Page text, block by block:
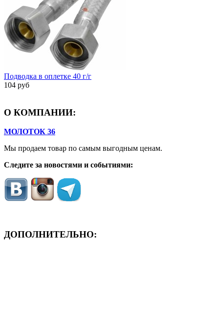
Подводка в оплетке 40 г/г
104 руб
О КОМПАНИИ:
МОЛОТОК 36
Мы продаем товар по самым выгодным ценам.
Следите за новостями и событиями:
ДОПОЛНИТЕЛЬНО: